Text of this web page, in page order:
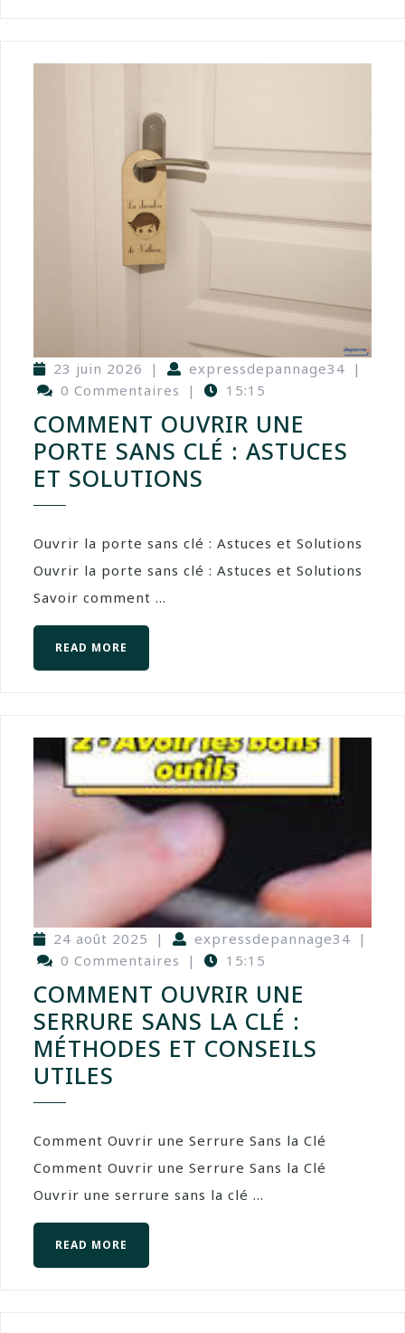
23 juin 2026 | expressdepannage34 |
0 Commentaires
| 15:15
COMMENT OUVRIR UNE
PORTE SANS CLÉ : ASTUCES
ET SOLUTIONS
Ouvrir la porte sans clé : Astuces et Solutions
Ouvrir la porte sans clé : Astuces et Solutions
Savoir comment ...
READ MORE
24 août 2025 | expressdepannage34 |
0 Commentaires
| 15:15
COMMENT OUVRIR UNE
SERRURE SANS LA CLÉ :
MÉTHODES ET CONSEILS
UTILES
Comment Ouvrir une Serrure Sans la Clé
Comment Ouvrir une Serrure Sans la Clé
Ouvrir une serrure sans la clé ...
READ MORE